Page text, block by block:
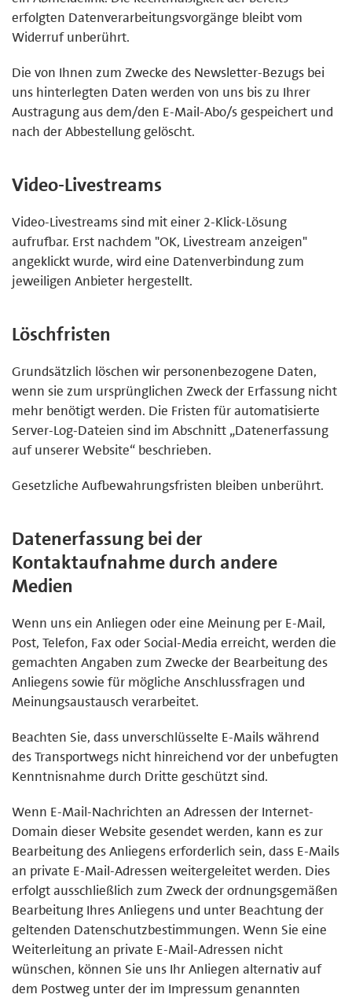
erfolgten Datenverarbeitungsvorgänge bleibt vom
Widerruf unberührt.
Die von Ihnen zum Zwecke des Newsletter-Bezugs bei
uns hinterlegten Daten werden von uns bis zu Ihrer
Austragung aus dem/den E-Mail-Abo/s gespeichert und
nach der Abbestellung gelöscht.
Video-Livestreams
Video-Livestreams sind mit einer 2-Klick-Lösung
aufrufbar. Erst nachdem "OK, Livestream anzeigen"
angeklickt wurde, wird eine Datenverbindung zum
jeweiligen Anbieter hergestellt.
Löschfristen
Grundsätzlich löschen wir personenbezogene Daten,
wenn sie zum ursprünglichen Zweck der Erfassung nicht
mehr benötigt werden. Die Fristen für automatisierte
Server-Log-Dateien sind im Abschnitt „Datenerfassung
auf unserer Website“ beschrieben.
Gesetzliche Aufbewahrungsfristen bleiben unberührt.
Datenerfassung bei der
Kontaktaufnahme durch andere
Medien
Wenn uns ein Anliegen oder eine Meinung per E-Mail,
Post, Telefon, Fax oder Social-Media erreicht, werden die
gemachten Angaben zum Zwecke der Bearbeitung des
Anliegens sowie für mögliche Anschlussfragen und
Meinungsaustausch verarbeitet.
Beachten Sie, dass unverschlüsselte E-Mails während
des Transportwegs nicht hinreichend vor der unbefugten
Kenntnisnahme durch Dritte geschützt sind.
Wenn E-Mail-Nachrichten an Adressen der Internet-
Domain dieser Website gesendet werden, kann es zur
Bearbeitung des Anliegens erforderlich sein, dass E-Mails
an private E-Mail-Adressen weitergeleitet werden. Dies
erfolgt ausschließlich zum Zweck der ordnungsgemäßen
Bearbeitung Ihres Anliegens und unter Beachtung der
geltenden Datenschutzbestimmungen. Wenn Sie eine
Weiterleitung an private E-Mail-Adressen nicht
wünschen, können Sie uns Ihr Anliegen alternativ auf
dem Postweg unter der im Impressum genannten